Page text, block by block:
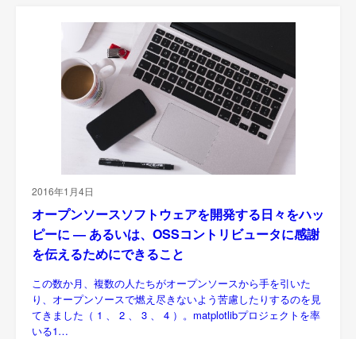
2016年1月4日
オープンソースソフトウェアを開発する日々をハッ
ピーに ― あるいは、OSSコントリビュータに感謝
を伝えるためにできること
この数か月、複数の人たちがオープンソースから手を引いた
り、オープンソースで燃え尽きないよう苦慮したりするのを見
てきました（ 1 、 2 、 3 、 4 ）。matplotlibプロジェクトを率
いる1…